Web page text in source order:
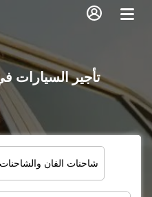
تأجير السيارات
شاحنات الفان والشاحنات